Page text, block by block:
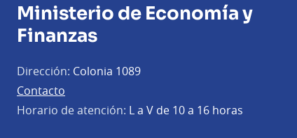
Ministerio de Economía y
Finanzas
Dirección: Colonia 1089
Contacto
Horario de atención: L a V de 10 a 16 horas